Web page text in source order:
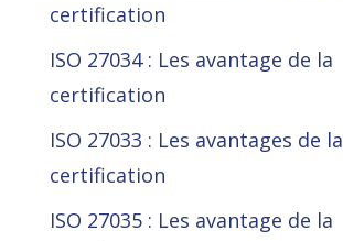
certification
ISO 27034 : Les avantage de la
certification
ISO 27033 : Les avantages de la
certification
ISO 27035 : Les avantage de la